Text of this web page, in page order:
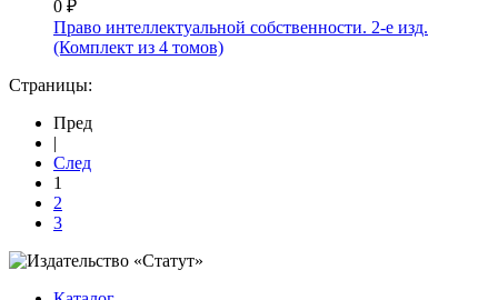
0 ₽
Право интеллектуальной собственности. 2-е изд.
(Комплект из 4 томов)
Страницы:
Пред
|
След
1
2
3